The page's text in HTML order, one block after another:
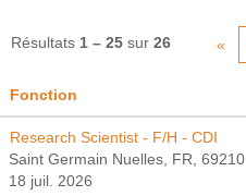
Résultats 1 – 25 sur 26 «
Fonction
Research Scientist - F/H - CDI
Saint Germain Nuelles, FR, 69210
18 juil. 2026